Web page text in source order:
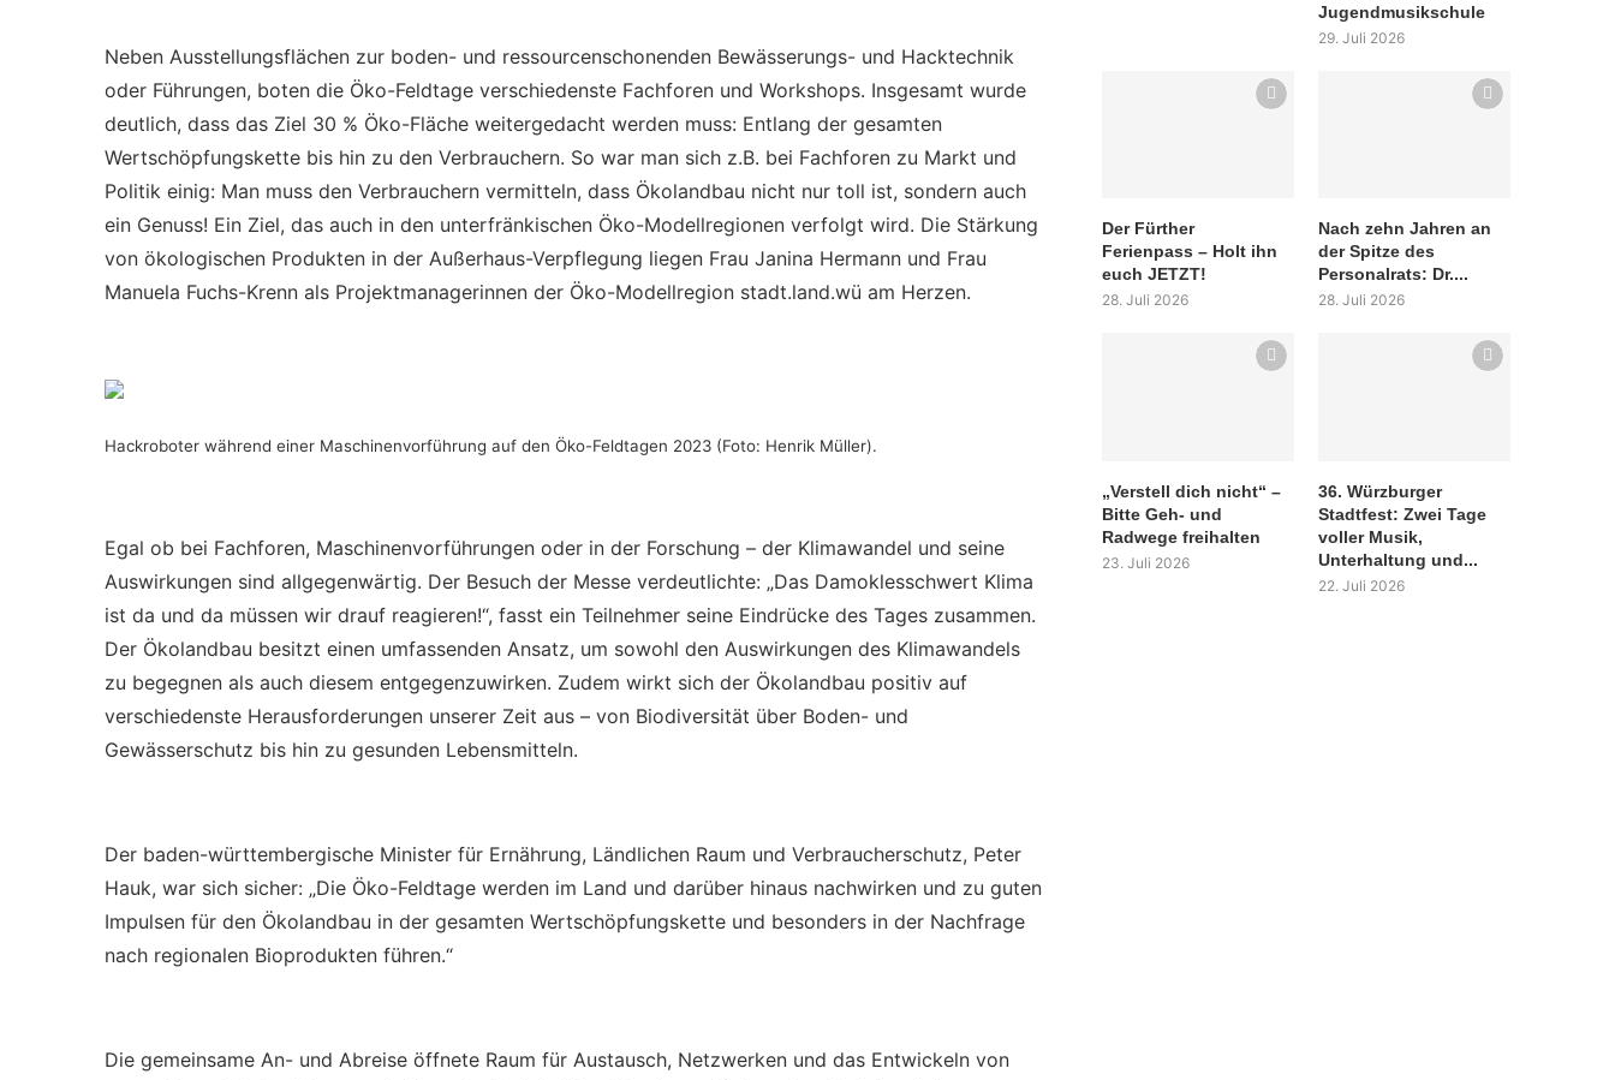
Neben Ausstellungsflächen zur boden- und ressourcenschonenden Bewässerungs- und Hacktechnik
oder Führungen, boten die Öko-Feldtage verschiedenste Fachforen und Workshops. Insgesamt wurde
deutlich, dass das Ziel 30 % Öko-Fläche weitergedacht werden muss: Entlang der gesamten
Wertschöpfungskette bis hin zu den Verbrauchern. So war man sich z.B. bei Fachforen zu Markt und
Politik einig: Man muss den Verbrauchern vermitteln, dass Ökolandbau nicht nur toll ist, sondern auch
ein Genuss! Ein Ziel, das auch in den unterfränkischen Öko-Modellregionen verfolgt wird. Die Stärkung
von ökologischen Produkten in der Außerhaus-Verpflegung liegen Frau Janina Hermann und Frau
Manuela Fuchs-Krenn als Projektmanagerinnen der Öko-Modellregion stadt.land.wü am Herzen.
Hackroboter während einer Maschinenvorführung auf den Öko-Feldtagen 2023 (Foto: Henrik Müller).
Egal ob bei Fachforen, Maschinenvorführungen oder in der Forschung – der Klimawandel und seine
Auswirkungen sind allgegenwärtig. Der Besuch der Messe verdeutlichte: „Das Damoklesschwert Klima
ist da und da müssen wir drauf reagieren!“, fasst ein Teilnehmer seine Eindrücke des Tages zusammen.
Der Ökolandbau besitzt einen umfassenden Ansatz, um sowohl den Auswirkungen des Klimawandels
zu begegnen als auch diesem entgegenzuwirken. Zudem wirkt sich der Ökolandbau positiv auf
verschiedenste Herausforderungen unserer Zeit aus – von Biodiversität über Boden- und
Gewässerschutz bis hin zu gesunden Lebensmitteln.
Der baden-württembergische Minister für Ernährung, Ländlichen Raum und Verbraucherschutz, Peter
Hauk, war sich sicher: „Die Öko-Feldtage werden im Land und darüber hinaus nachwirken und zu guten
Impulsen für den Ökolandbau in der gesamten Wertschöpfungskette und besonders in der Nachfrage
nach regionalen Bioprodukten führen.“
Die gemeinsame An- und Abreise öffnete Raum für Austausch, Netzwerken und das Entwickeln von
Jugendmusikschule
29. Juli 2026
Der Fürther
Ferienpass – Holt ihn
euch JETZT!
28. Juli 2026
Nach zehn Jahren an
der Spitze des
Personalrats: Dr....
28. Juli 2026
„Verstell dich nicht“ –
Bitte Geh- und
Radwege freihalten
23. Juli 2026
36. Würzburger
Stadtfest: Zwei Tage
voller Musik,
Unterhaltung und...
22. Juli 2026